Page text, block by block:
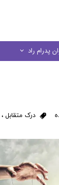
پدرام راد
در يك نگاه
درک متقابل ،